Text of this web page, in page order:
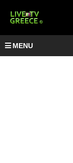
MENU